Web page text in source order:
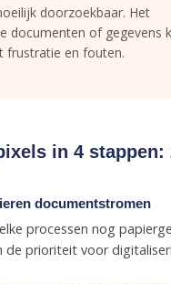
doorzoekbaar. Het
documenten of gegevens
frustratie en fouten.
in 4
documentstromen
processen nog
prioriteit voor